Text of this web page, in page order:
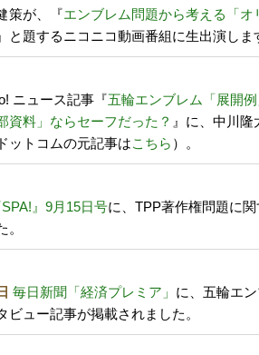
策が、『エンブレム問題から考える「
』と題するニコニコ動画番組に生出演しま
ニュース記事『五輪エンブレム「展開
料」ならセーフだった？ 』に、中川
ットコムの元記事はこちら ）。
』9月15日号に、TPP著作権問題に
毎日新聞「経済プレミア」 に、五輪エ
ビュー記事が掲載されました。